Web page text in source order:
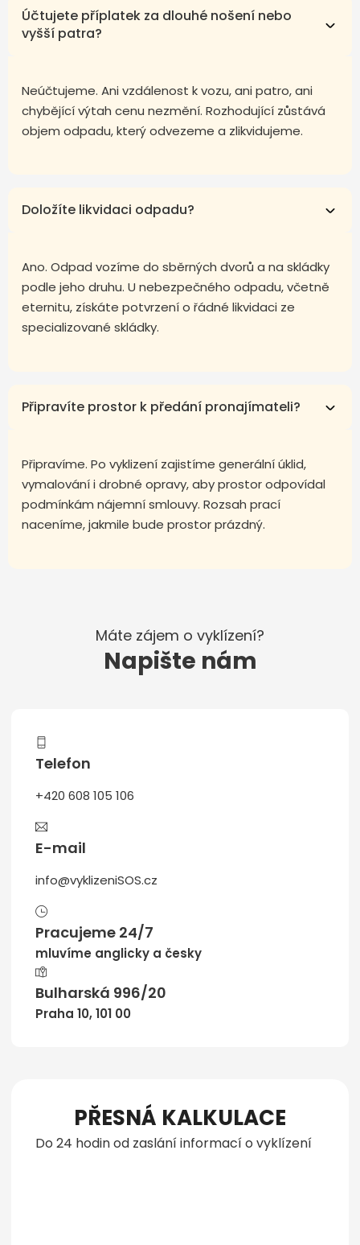
Účtujete příplatek za dlouhé nošení nebo
vyšší patra?
Neúčtujeme. Ani vzdálenost k vozu, ani patro, ani
chybějící výtah cenu nezmění. Rozhodující zůstává
objem odpadu, který odvezeme a zlikvidujeme.
Doložíte likvidaci odpadu?
Ano. Odpad vozíme do sběrných dvorů a na skládky
podle jeho druhu. U nebezpečného odpadu, včetně
eternitu, získáte potvrzení o řádné likvidaci ze
specializované skládky.
Připravíte prostor k předání pronajímateli?
Připravíme. Po vyklizení zajistíme generální úklid,
vymalování i drobné opravy, aby prostor odpovídal
podmínkám nájemní smlouvy. Rozsah prací
naceníme, jakmile bude prostor prázdný.
Máte zájem o vyklízení?
Napište nám
Telefon
+420 608 105 106
E-mail
info@vyklizeniSOS.cz
Pracujeme 24/7
mluvíme anglicky a česky
Bulharská 996/20
Praha 10, 101 00
PŘESNÁ KALKULACE
Do 24 hodin od zaslání informací o vyklízení